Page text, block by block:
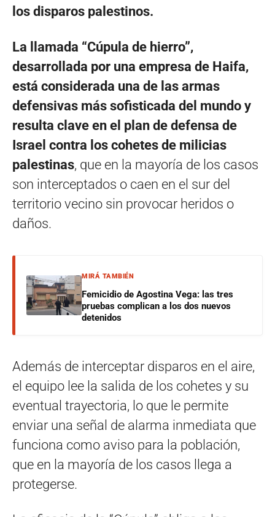
los disparos palestinos.
La llamada “Cúpula de hierro”,
desarrollada por una empresa de Haifa,
está considerada una de las armas
defensivas más sofisticada del mundo y
resulta clave en el plan de defensa de
Israel contra los cohetes de milicias
palestinas, que en la mayoría de los casos
son interceptados o caen en el sur del
territorio vecino sin provocar heridos o
daños.
MIRÁ TAMBIÉN
Femicidio de Agostina Vega: las tres
pruebas complican a los dos nuevos
detenidos
Además de interceptar disparos en el aire,
el equipo lee la salida de los cohetes y su
eventual trayectoria, lo que le permite
enviar una señal de alarma inmediata que
funciona como aviso para la población,
que en la mayoría de los casos llega a
protegerse.